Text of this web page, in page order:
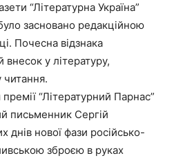
“Літературна Україна”
засновано редакційною
Почесна відзнака
внесок у літературу,
читання.
“Літературний Парнас”
письменник Сергій
нової фази російсько-
зброєю в руках